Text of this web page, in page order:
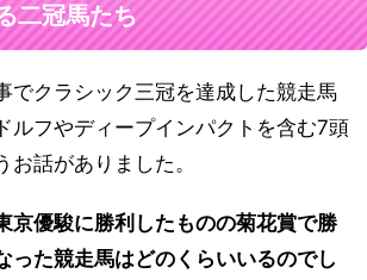
二冠馬たち
でクラシック三冠を達成した競走馬
ルフやディープインパクトを含む7頭
お話がありました。
京優駿に勝利したものの菊花賞で勝
った競走馬はどのくらいいるのでし